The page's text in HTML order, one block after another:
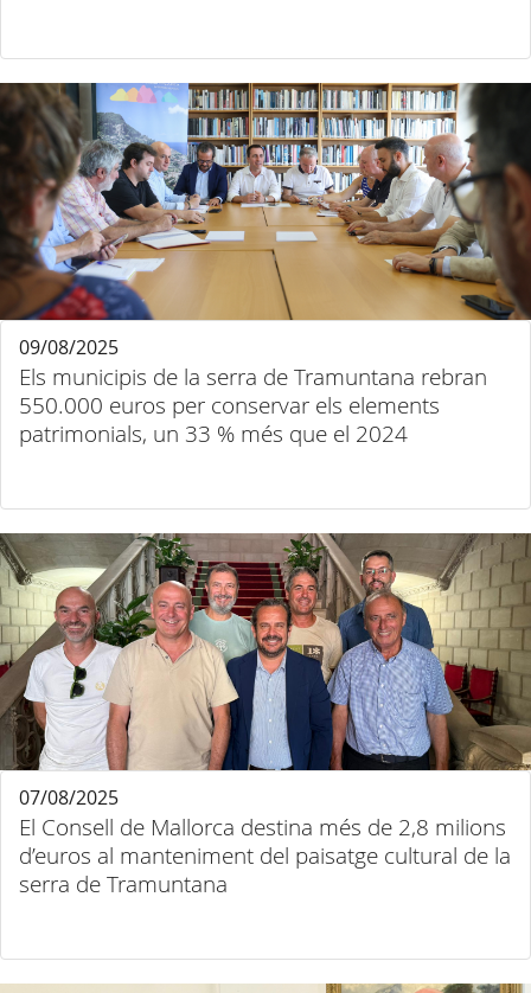
Els municipis de la serra de Tramuntana rebran
550.000 euros per conservar els elements
patrimonials, un 33 % més que el 2024
09/08/2025
El Consell de Mallorca destina més de 2,8 milions
d’euros al manteniment del paisatge cultural de la
serra de Tramuntana
07/08/2025